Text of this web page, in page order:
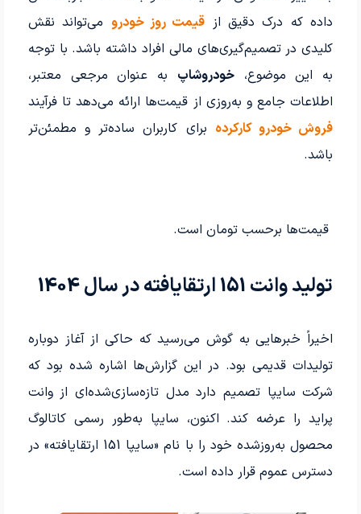
داده که درک دقیق از قیمت روز خودرو می‌تواند نقش
کلیدی در تصمیم‌گیری‌های مالی افراد داشته باشد. با توجه
به این موضوع،خودروشاپ به عنوان مرجعی معتبر،
اطلاعات جامع و به‌روزی از قیمت‌ها ارائه می‌دهد تا فرآیند
فروش خودرو کارکرده برای کاربران ساده‌تر و مطمئن‌تر
باشد.
قیمت‌ها برحسب تومان است.
تولید وانت 151 ارتقایافته در سال 1404
اخیراً خبرهایی به گوش می‌رسید که حاکی از آغاز دوباره
تولیدات قدیمی بود. در این گزارش‌ها اشاره شده بود که
شرکت سایپا تصمیم دارد مدل تازه‌سازی‌شده‌ای از وانت
پراید را عرضه کند. اکنون، سایپا به‌طور رسمی کاتالوگ
محصول به‌روز‌شده خود را با نام «سایپا 151 ارتقایافته» در
دسترس عموم قرار داده است.